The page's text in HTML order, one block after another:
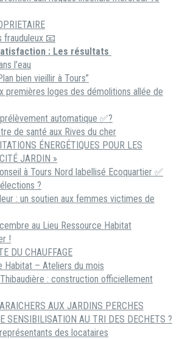
frauduleux 📧
: Les résultats
l’eau
bien vieillir à Tours”
premières loges des démolitions allée de
automatique ✅?
de santé aux Rives du cher
ÉNERGÉTIQUES POUR LES
JARDIN »
à Tours Nord labellisé Ecoquartier ✅
?
: un soutien aux femmes victimes de
au Lieu Ressource Habitat
!
DU CHAUFFAGE
Habitat – Ateliers du mois
: construction officiellement
AUX JARDINS PERCHES
SENSIBILISATION AU TRI DES DECHETS ?
des locataires